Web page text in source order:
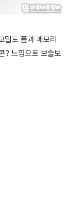
밀도 폼과 메모리
? 느낌으로 보슬보